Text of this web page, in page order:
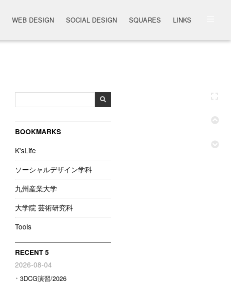
WEB DESIGN SOCIAL DESIGN SQUARES LINKS
BOOKMARKS
K'sLife
ソーシャルデザイン学科
九州産業大学
大学院 芸術研究科
Tools
RECENT 5
2026-08-04
3DCG演習/2026